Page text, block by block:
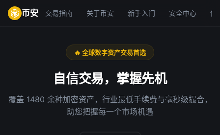
币安 交易指南 关于币安 新手入门 安全中心 使
🔥 全球数字资产交易首选
自信交易，掌握先机
覆盖 1480 余种加密资产，行业最低手续费与毫秒级撮合，
助您把握每一个市场机遇